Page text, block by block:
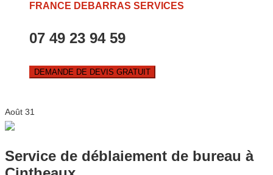
FRANCE DEBARRAS SERVICES
07 49 23 94 59
DEMANDE DE DEVIS GRATUIT
Août 31
Service de déblaiement de bureau à